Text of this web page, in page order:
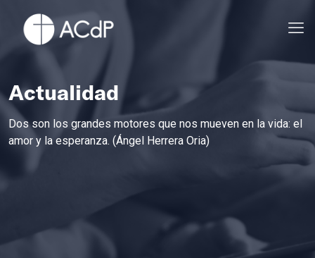
Actualidad
Dos son los grandes motores que nos mueven en la vida: el
amor y la esperanza. (Ángel Herrera Oria)